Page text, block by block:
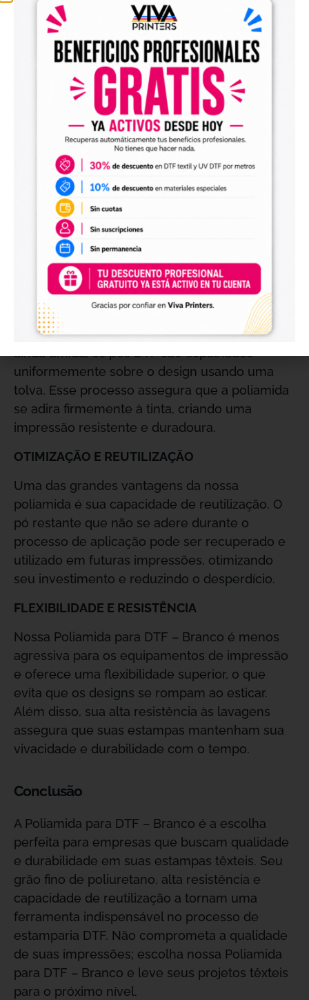
Inovação em Estamparia Têxtil com
Poliamida para DTF – Branco
A técnica de Direct Transfer Film (DTF)
revolucionou a indústria da estamparia têxtil,
permitindo que as empresas criem designs
vibrantes e duráveis com facilidade. Nossa
Poliamida para DTF – Branco é um
componente essencial nesse processo,
oferecendo uma solução adesiva confiável que
garante a qualidade de suas impressões.
COMO FUNCIONA A TÉCNICA DTF
A técnica DTF envolve a impressão do design
em modo espelho na face fosca do filme,
primeiro com as cores CMYK e depois com
uma segunda camada de branco. Com a tinta
ainda úmida, os pós DTF são espalhados
uniformemente sobre o design usando uma
tolva. Esse processo assegura que a poliamida
se adira firmemente à tinta, criando uma
impressão resistente e duradoura.
OTIMIZAÇÃO E REUTILIZAÇÃO
Uma das grandes vantagens da nossa
poliamida é sua capacidade de reutilização. O
pó restante que não se adere durante o
processo de aplicação pode ser recuperado e
utilizado em futuras impressões, otimizando
seu investimento e reduzindo o desperdício.
FLEXIBILIDADE E RESISTÊNCIA
Nossa Poliamida para DTF – Branco é menos
agressiva para os equipamentos de impressão
e oferece uma flexibilidade superior, o que
evita que os designs se rompam ao esticar.
Além disso, sua alta resistência às lavagens
assegura que suas estampas mantenham sua
vivacidade e durabilidade com o tempo.
Conclusão
A Poliamida para DTF – Branco é a escolha
perfeita para empresas que buscam qualidade
e durabilidade em suas estampas têxteis. Seu
grão fino de poliuretano, alta resistência e
capacidade de reutilização a tornam uma
ferramenta indispensável no processo de
estamparia DTF. Não comprometa a qualidade
de suas impressões; escolha nossa Poliamida
para DTF – Branco e leve seus projetos têxteis
para o próximo nível.